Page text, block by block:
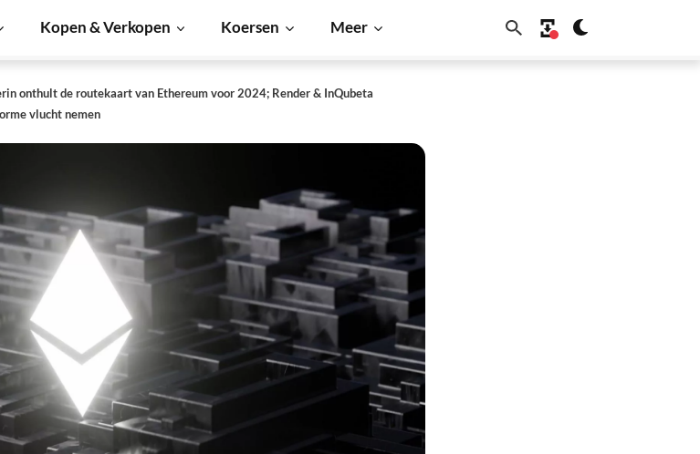
Kopen & Verkopen Koersen Meer
onthult de routekaart van Ethereum voor 2024; Render & InQubeta
vlucht nemen